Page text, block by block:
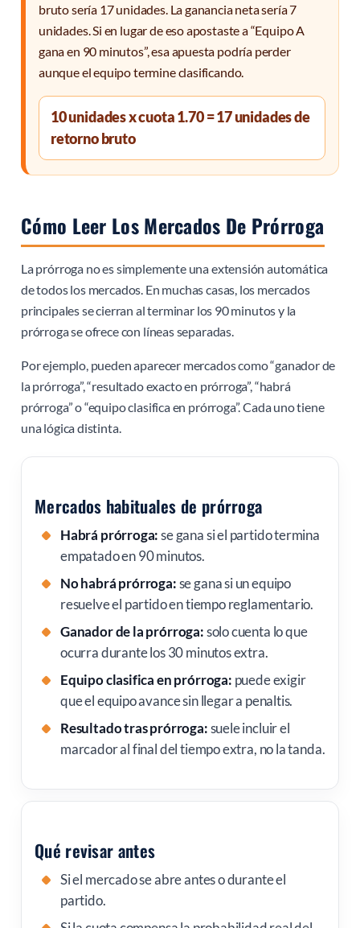
bruto sería 17 unidades. La ganancia neta sería 7
unidades. Si en lugar de eso apostaste a “Equipo A
gana en 90 minutos”, esa apuesta podría perder
aunque el equipo termine clasificando.
10 unidades x cuota 1.70 = 17 unidades de
retorno bruto
Cómo Leer Los Mercados De Prórroga
La prórroga no es simplemente una extensión automática
de todos los mercados. En muchas casas, los mercados
principales se cierran al terminar los 90 minutos y la
prórroga se ofrece con líneas separadas.
Por ejemplo, pueden aparecer mercados como “ganador de
la prórroga”, “resultado exacto en prórroga”, “habrá
prórroga” o “equipo clasifica en prórroga”. Cada uno tiene
una lógica distinta.
Mercados habituales de prórroga
Habrá prórroga: se gana si el partido termina
empatado en 90 minutos.
No habrá prórroga: se gana si un equipo
resuelve el partido en tiempo reglamentario.
Ganador de la prórroga: solo cuenta lo que
ocurra durante los 30 minutos extra.
Equipo clasifica en prórroga: puede exigir
que el equipo avance sin llegar a penaltis.
Resultado tras prórroga: suele incluir el
marcador al final del tiempo extra, no la tanda.
Qué revisar antes
Si el mercado se abre antes o durante el
partido.